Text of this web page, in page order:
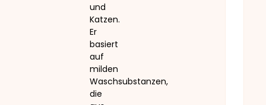
und
Katzen.
Er
basiert
auf
milden
Waschsubstanzen,
die